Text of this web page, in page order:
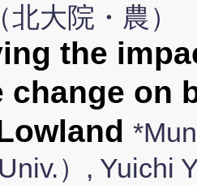
大院・農）
the
change on
）, Yuichi